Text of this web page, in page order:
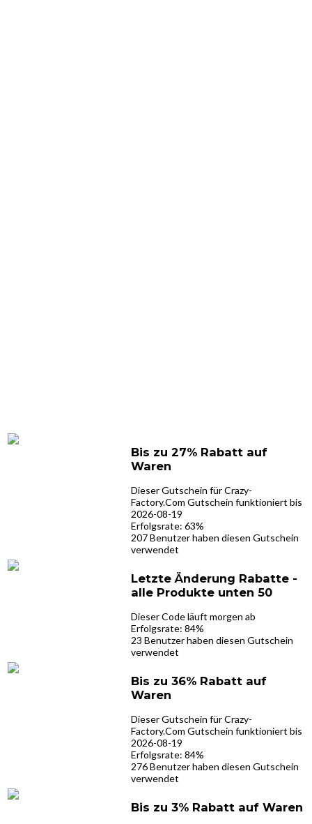
Bis zu 27% Rabatt auf
Waren
Dieser Gutschein für Crazy-
Factory.Com Gutschein funktioniert bis
2026-08-19
Erfolgsrate: 63%
207 Benutzer haben diesen Gutschein
verwendet
Letzte Änderung Rabatte -
alle Produkte unten 50
Dieser Code läuft morgen ab
Erfolgsrate: 84%
23 Benutzer haben diesen Gutschein
verwendet
Bis zu 36% Rabatt auf
Waren
Dieser Gutschein für Crazy-
Factory.Com Gutschein funktioniert bis
2026-08-19
Erfolgsrate: 84%
276 Benutzer haben diesen Gutschein
verwendet
Bis zu 3% Rabatt auf Waren